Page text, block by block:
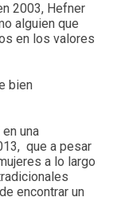
2003, Hefner
alguien que
en los valores
bien
una
que a pesar
a lo largo
encontrar un